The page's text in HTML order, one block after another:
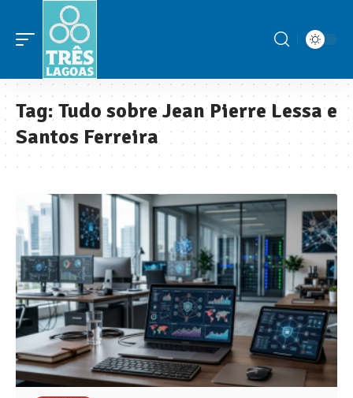
Tag:Tudo sobre Jean Pierre Lessa e
Santos Ferreira